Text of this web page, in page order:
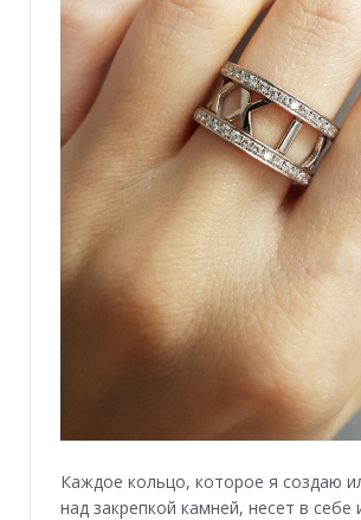
Каждое кольцо, которое я создаю
над закрепкой камней, несет в себе